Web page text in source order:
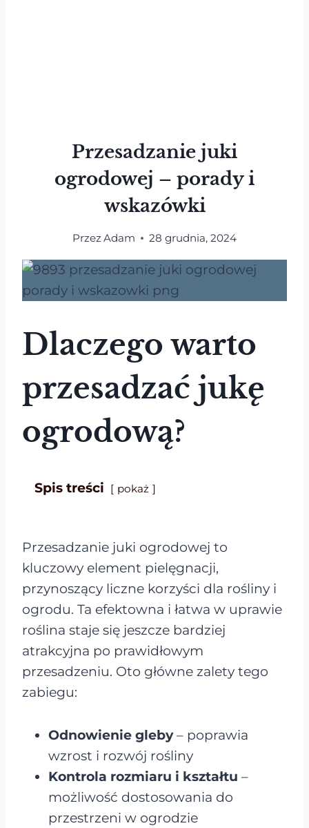
Przesadzanie juki
ogrodowej – porady i
wskazówki
PrzezAdam 28 grudnia, 2024
Dlaczego warto
przesadzać jukę
ogrodową?
Spis treści pokaż
Przesadzanie juki ogrodowej to
kluczowy element pielęgnacji,
przynoszący liczne korzyści dla rośliny i
ogrodu. Ta efektowna i łatwa w uprawie
roślina staje się jeszcze bardziej
atrakcyjna po prawidłowym
przesadzeniu. Oto główne zalety tego
zabiegu:
Odnowienie gleby– poprawia
wzrost i rozwój rośliny
Kontrola rozmiaru i kształtu –
możliwość dostosowania do
przestrzeni w ogrodzie